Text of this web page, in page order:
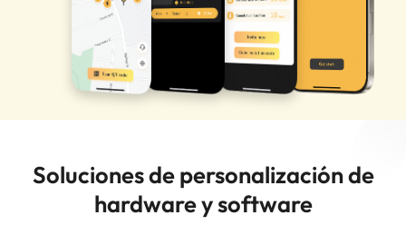
Soluciones de personalización de
hardware y software